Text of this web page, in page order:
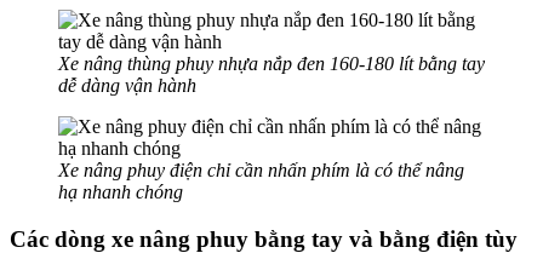
Xe nâng thùng phuy nhựa nắp đen 160-180 lít bằng tay
dễ dàng vận hành
Xe nâng phuy điện chỉ cần nhấn phím là có thể nâng
hạ nhanh chóng
Các dòng xe nâng phuy bằng tay và bằng điện tùy